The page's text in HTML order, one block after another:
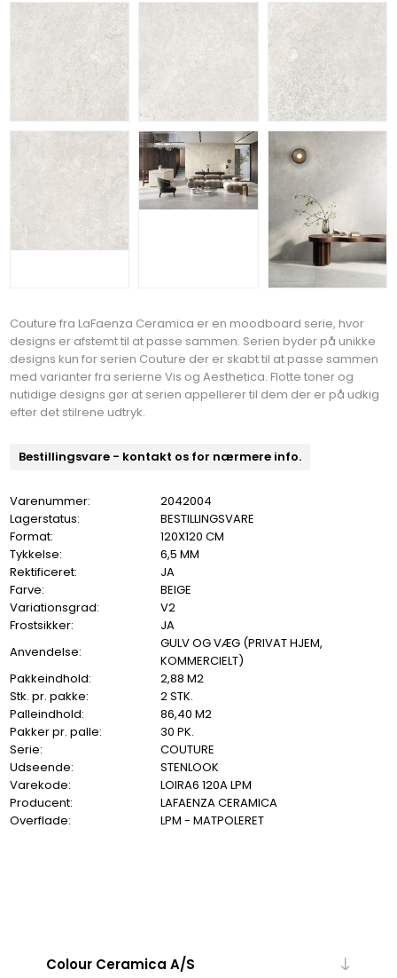
Couture fra LaFaenza Ceramica er en moodboard serie, hvor
designs er afstemt til at passe sammen. Serien byder på unikke
designs kun for serien Couture der er skabt til at passe sammen
med varianter fra serierne Vis og Aesthetica. Flotte toner og
nutidige designs gør at serien appellerer til dem der er på udkig
efter det stilrene udtryk.
Bestillingsvare - kontakt os for nærmere info.
Varenummer:
2042004
Lagerstatus:
BESTILLINGSVARE
Format:
120X120 CM
Tykkelse:
6,5 MM
Rektificeret:
JA
Farve:
BEIGE
Variationsgrad:
V2
Frostsikker:
JA
Anvendelse:
GULV OG VÆG (PRIVAT HJEM,
KOMMERCIELT)
Pakkeindhold:
2,88 M2
Stk. pr. pakke:
2 STK.
Palleindhold:
86,40 M2
Pakker pr. palle:
30 PK.
Serie:
COUTURE
Udseende:
STENLOOK
Varekode:
LOIRA6 120A LPM
Producent:
LAFAENZA CERAMICA
Overflade:
LPM - MATPOLERET
Colour Ceramica A/S